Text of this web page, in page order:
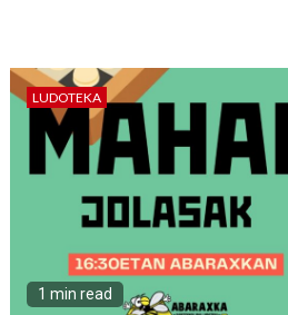
LUDOTEKA
1 min read